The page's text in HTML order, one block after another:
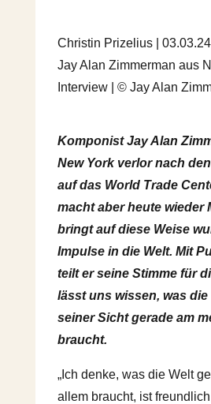
Christin Prizelius |
Jay Alan Zimmerman aus
Interview | © Jay Alan
Komponist Jay Alan
New York verlor nach
auf das World Trade
macht aber heute wieder
bringt auf diese Weise
Impulse in die Welt. Mit
teilt er seine Stimme für
lässt uns wissen, was die
seiner Sicht gerade am
braucht.
„Ich denke, was die Welt
allem braucht, ist